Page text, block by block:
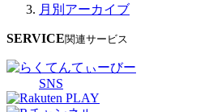
月別アーカイブ
SERVICE関連サービス
SNS